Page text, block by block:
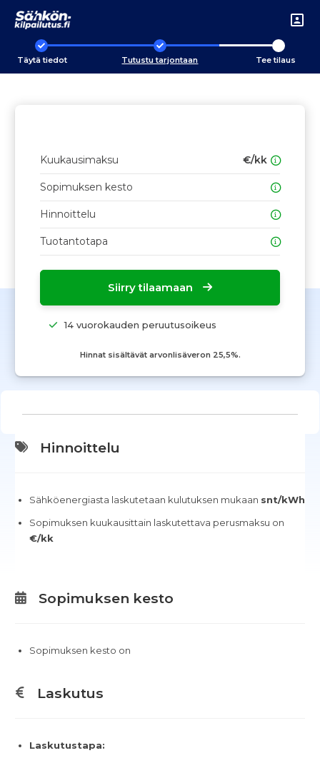
Täytä tiedot Tutustu tarjontaan Tee tilaus
Kuukausimaksu €/kk
Sopimuksen kesto
Hinnoittelu
Tuotantotapa
Siirry tilaamaan
14 vuorokauden peruutusoikeus
Hinnat sisältävät arvonlisäveron 25,5%.
Hinnoittelu
Sähköenergiasta laskutetaan kulutuksen mukaan snt/kWh
Sopimuksen kuukausittain laskutettava perusmaksu on
€/kk
Sopimuksen kesto
Sopimuksen kesto on
Laskutus
Laskutustapa: